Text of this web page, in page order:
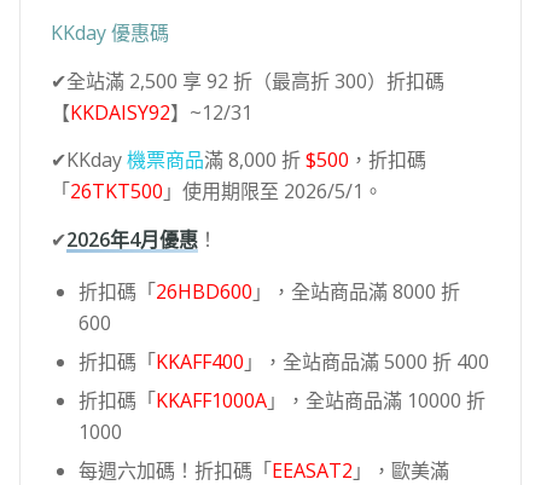
KKday 優惠碼
✔全站滿 2,500 享 92 折（最高折 300）折扣碼
【KKDAISY92】~12/31
✔KKday機票商品滿 8,000 折$500 ，折扣碼
「26TKT500 」使用期限至 2026/5/1。
✔2026年4月優惠！
折扣碼「26HBD600 」，全站商品滿 8000 折
600
折扣碼「KKAFF400 」，全站商品滿 5000 折 400
折扣碼「KKAFF1000A」，全站商品滿 10000 折
1000
每週六加碼！折扣碼「EEASAT2 」，歐美滿